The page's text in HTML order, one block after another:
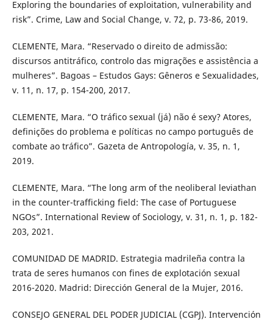
Exploring the boundaries of exploitation, vulnerability and
risk”. Crime, Law and Social Change, v. 72, p. 73-86, 2019.
CLEMENTE, Mara. “Reservado o direito de admissão:
discursos antitráfico, controlo das migrações e assistência a
mulheres”. Bagoas – Estudos Gays: Gêneros e Sexualidades,
v. 11, n. 17, p. 154-200, 2017.
CLEMENTE, Mara. “O tráfico sexual (já) não é sexy? Atores,
definições do problema e políticas no campo português de
combate ao tráfico”. Gazeta de Antropología, v. 35, n. 1,
2019.
CLEMENTE, Mara. “The long arm of the neoliberal leviathan
in the counter-trafficking field: The case of Portuguese
NGOs”. International Review of Sociology, v. 31, n. 1, p. 182-
203, 2021.
COMUNIDAD DE MADRID. Estrategia madrileña contra la
trata de seres humanos con fines de explotación sexual
2016-2020. Madrid: Dirección General de la Mujer, 2016.
CONSEJO GENERAL DEL PODER JUDICIAL (CGPJ). Intervención